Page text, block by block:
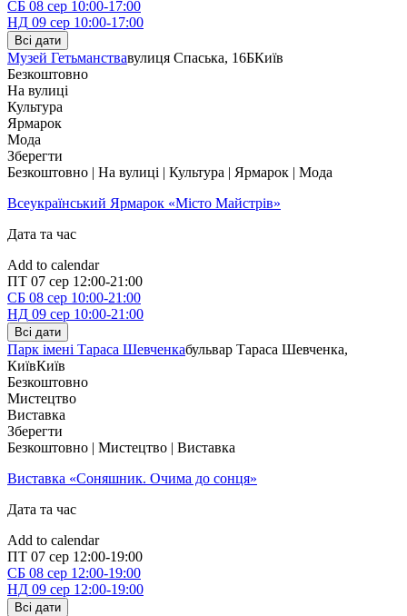
СБ 08 сер 10:00-17:00
НД 09 сер 10:00-17:00
Всі дати
Музей Гетьманствавулиця Спаська, 16БКиїв
Безкоштовно
На вулиці
Культура
Ярмарок
Мода
Зберегти
Безкоштовно | На вулиці | Культура | Ярмарок | Мода
Всеукраїнський Ярмарок «Місто Майстрів»
Дата та час
Add to calendar
ПТ 07 сер 12:00-21:00
СБ 08 сер 10:00-21:00
НД 09 сер 10:00-21:00
Всі дати
Парк імені Тараса Шевченкабульвар Тараса Шевченка,
КиївКиїв
Безкоштовно
Мистецтво
Виставка
Зберегти
Безкоштовно | Мистецтво | Виставка
Виставка «Соняшник. Очима до сонця»
Дата та час
Add to calendar
ПТ 07 сер 12:00-19:00
СБ 08 сер 12:00-19:00
НД 09 сер 12:00-19:00
Всі дати